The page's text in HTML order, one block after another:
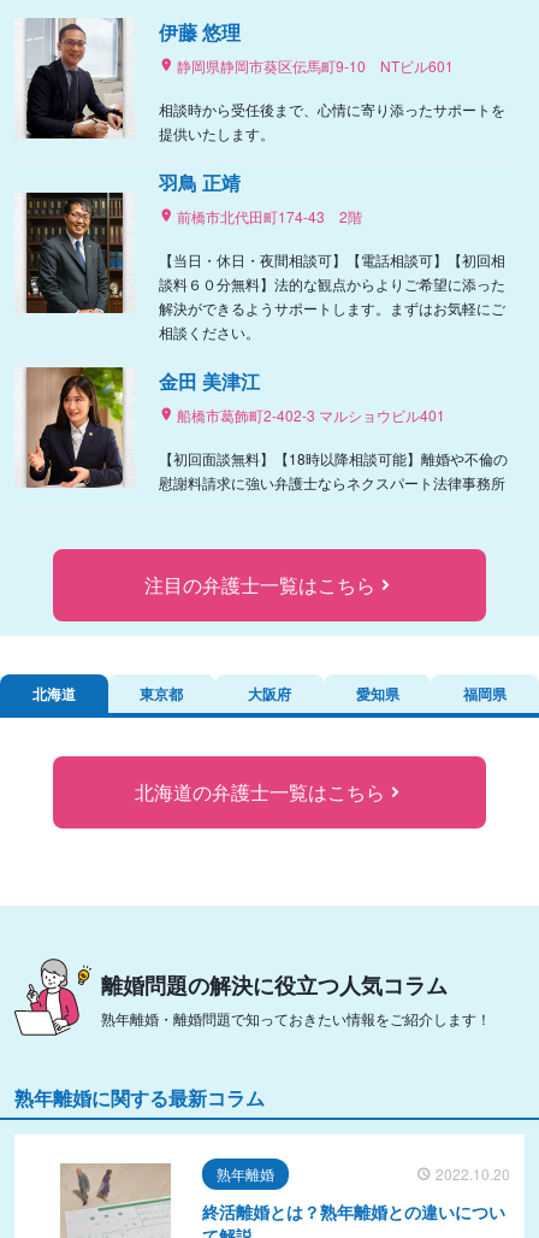
伊藤 悠理
静岡県静岡市葵区伝馬町9‐10 NTビル601
相談時から受任後まで、心情に寄り添ったサポートを
提供いたします。
羽鳥 正靖
前橋市北代田町174-43 2階
【当日・休日・夜間相談可】【電話相談可】【初回相
談料６０分無料】法的な観点からよりご希望に添った
解決ができるようサポートします。まずはお気軽にご
相談ください。
金田 美津江
船橋市葛飾町2-402-3 マルショウビル401
【初回面談無料】【18時以降相談可能】離婚や不倫の
慰謝料請求に強い弁護士ならネクスパート法律事務所
注目の弁護士一覧はこちら
北海道 東京都 大阪府 愛知県 福岡県
北海道の弁護士一覧はこちら
離婚問題の解決に役立つ人気コラム
熟年離婚・離婚問題で知っておきたい情報をご紹介します！
熟年離婚に関する最新コラム
熟年離婚 2022.10.20
終活離婚とは？熟年離婚との違いについ